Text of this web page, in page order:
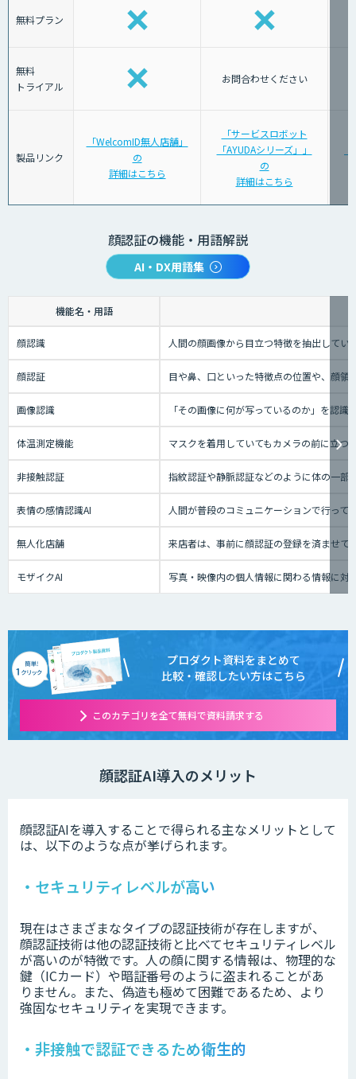
無料プラン
無料
トライアル
お問合わせください
製品リンク
「WelcomID無人店舗」
の
詳細はこちら
「サービスロボット
「AYUDAシリーズ」」
の
詳細はこちら
顔認証の機能・用語解説
AI・DX用語集
機能名・用語
顔認識 人間の顔画像から目立つ特徴を抽出して
顔認証 目や鼻、口といった特徴点の位置や、顔
画像認識 「その画像に何が写っているのか」を認
体温測定機能 マスクを着用していてもカメラの前に立
非接触認証 指紋認証や静脈認証などのように体の一部
表情の感情認識AI 人間が普段のコミュニケーションで行っ
無人化店舗 来店者は、事前に顔認証の登録を済ませて
モザイクAI 写真・映像内の個人情報に関わる情報に
プロダクト資料をまとめて
比較・確認したい方はこちら
このカテゴリを全て無料で資料請求する
顔認証AI導入のメリット
顔認証AIを導入することで得られる主なメリットとして
は、以下のような点が挙げられます。
・セキュリティレベルが高い
現在はさまざまなタイプの認証技術が存在しますが、
顔認証技術は他の認証技術と比べてセキュリティレベル
が高いのが特徴です。人の顔に関する情報は、物理的な
鍵（ICカード）や暗証番号のように盗まれることがあ
りません。また、偽造も極めて困難であるため、より
強固なセキュリティを実現できます。
・非接触で認証できるため衛生的